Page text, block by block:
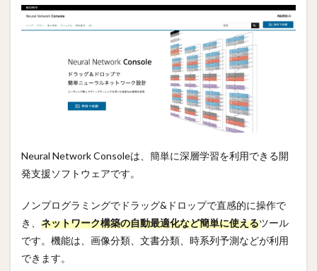
Neural Network Consoleは、簡単に深層学習を利用できる開
発支援ソフトウェアです。
ノンプログラミングでドラッグ&ドロップで直感的に操作で
き、 ネットワーク構築の自動最適化など簡単に使えるツール
です。機能は、画像分類、文書分類、時系列予測などが利用
できます。